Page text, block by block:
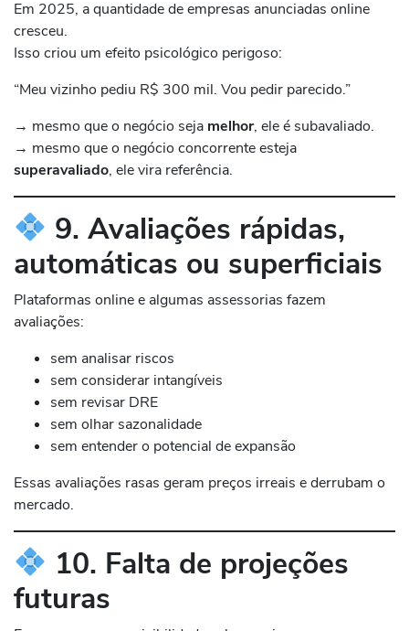
Em 2025, a quantidade de empresas anunciadas online
cresceu.
Isso criou um efeito psicológico perigoso:
“Meu vizinho pediu R$ 300 mil. Vou pedir parecido.”
→ mesmo que o negócio seja melhor, ele é subavaliado.
→ mesmo que o negócio concorrente esteja
superavaliado, ele vira referência.
9. Avaliações rápidas,
automáticas ou superficiais
Plataformas online e algumas assessorias fazem
avaliações:
sem analisar riscos
sem considerar intangíveis
sem revisar DRE
sem olhar sazonalidade
sem entender o potencial de expansão
Essas avaliações rasas geram preços irreais e derrubam o
mercado.
10. Falta de projeções
futuras